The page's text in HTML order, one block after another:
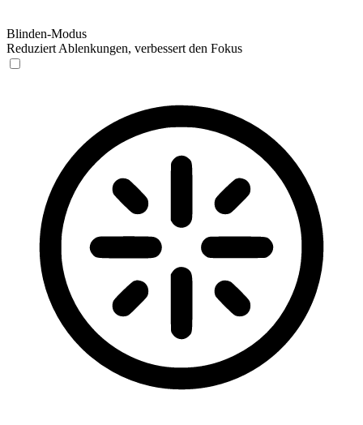
Blinden-Modus
Reduziert Ablenkungen, verbessert den Fokus